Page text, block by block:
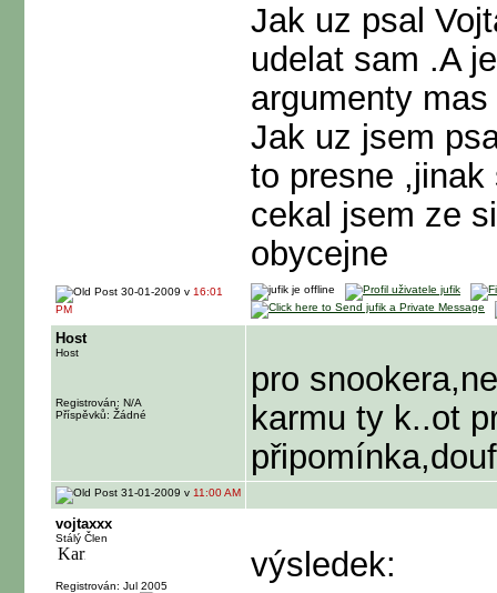
Jak uz psal
udelat sam .A
argumenty
Jak uz jsem
to presne
cekal jsem ze
obycejne
30-01-2009 v 16:01
PM
Host
Host
Registrován: N/A
Příspěvků: Žádné
pro
karmu ty k..ot
31-01-2009 v 11:00 AM
vojtaxxx
Stálý Člen
Registrován: Jul 2005
výsledek: